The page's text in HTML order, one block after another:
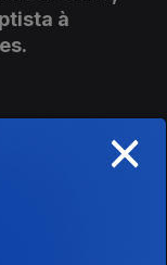
à
Homónima"
Vaz
de
×